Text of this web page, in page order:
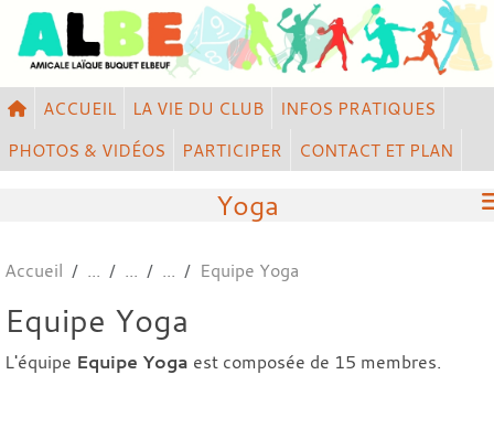
ACCUEIL LA VIE DU CLUB
INFOS PRATIQUES
PHOTOS & VIDÉOS
PARTICIPER CONTACT ET PLAN
Yoga
Accueil Equipe Yoga
Equipe Yoga
L'équipe Equipe Yoga est composée de 15 membres.
Panneau de gestion des cookies